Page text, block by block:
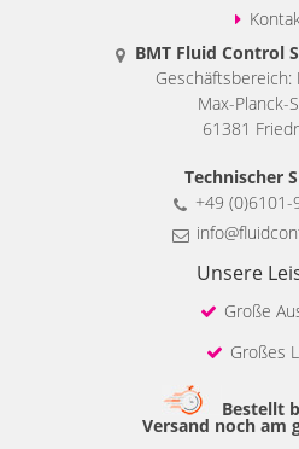
BMT Fluid Control
Geschäftsbereich:
Max-Planck-
61381
Technischer
+49
Unsere
Große
Großes
Bestellt
Versand noch am